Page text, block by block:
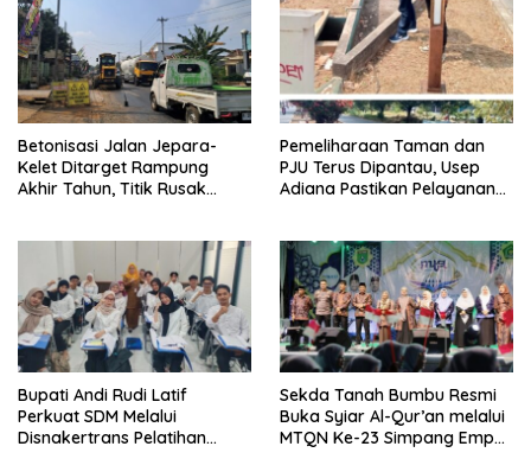
Betonisasi Jalan Jepara-
Kelet Ditarget Rampung
Akhir Tahun, Titik Rusak
Pemeliharaan Taman dan
PJU Terus Dipantau, Usep
Adiana Pastikan Pelayanan
Bupati Andi Rudi Latif
Perkuat SDM Melalui
Disnakertrans Pelatihan
Sekda Tanah Bumbu Resmi
Buka Syiar Al-Qur’an melalui
MTQN Ke-23 Simpang Empat